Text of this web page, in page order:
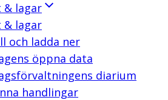
& lagar
& lagar
och ladda ner
öppna data
diarium
handlingar